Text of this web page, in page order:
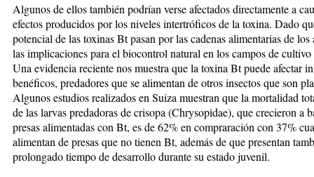
Algunos de ellos también podrían verse afectados directamente a
efectos producidos por los nive­les intertróficos de la toxina. Da­do
potencial de las toxinas Bt pasan por las cadenas ali­mentarias de los
las implicaciones para el biocontrol natural en los campos de cul­ti­vo
Una evidencia reciente nos muestra que la toxina Bt puede afec­tar
benéficos, predadores que se ali­men­tan de otros insectos que son
Algunos estudios realizados en Sui­za muestran que la mortalidad
de las larvas predadoras de crisopa (Chrysopidae), que cre­cieron a
presas alimentadas con Bt, es de 62% en compraración con 37%
alimentan de pre­­sas que no tienen Bt, además de que presentan
prolongado tiem­po de desarrollo durante su estado juvenil.